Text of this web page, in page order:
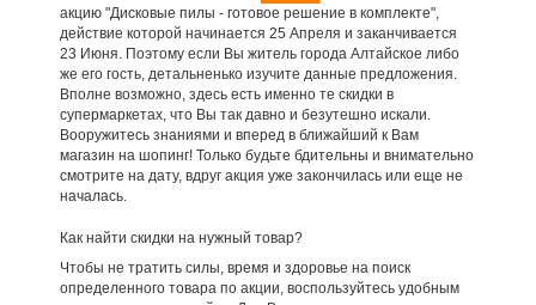
акцию "Дисковые пилы - готовое решение в комплекте",
действие которой начинается 25 Апреля и заканчивается
23 Июня. Поэтому если Вы житель города Алтайское либо
же его гость, детальненько изучите данные предложения.
Вполне возможно, здесь есть именно те скидки в
супермаркетах, что Вы так давно и безутешно искали.
Вооружитесь знаниями и вперед в ближайший к Вам
магазин на шопинг! Только будьте бдительны и внимательно
смотрите на дату, вдруг акция уже закончилась или еще не
началась.
Как найти скидки на нужный товар?
Чтобы не тратить силы, время и здоровье на поиск
определенного товара по акции, воспользуйтесь удобным